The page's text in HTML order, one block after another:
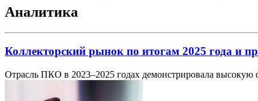
Аналитика
Коллекторский рынок по итогам 2025 года и
Отрасль ПКО в 2023–2025 годах демонстрировала высокую